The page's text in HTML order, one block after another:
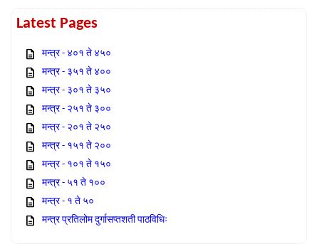
Latest Pages
मन्त्र - ४०१ ते ४५०
मन्त्र - ३५१ ते ४००
मन्त्र - ३०१ ते ३५०
मन्त्र - २५१ ते ३००
मन्त्र - २०१ ते २५०
मन्त्र - १५१ ते २००
मन्त्र - १०१ ते १५०
मन्त्र - ५१ ते १००
मन्त्र - १ ते ५०
मन्त्र प्रतिलोम दुर्गासप्तशती पाठविधिः